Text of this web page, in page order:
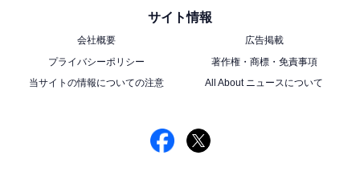
サイト情報
会社概要
広告掲載
プライバシーポリシー
著作権・商標・免責事項
当サイトの情報についての注意
All About ニュースについて